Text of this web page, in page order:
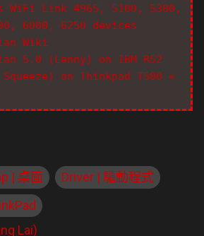
Link 4965, 5100, 5300,
6000, 6250 devices
Wiki
5.0 (Lenny) on IBM R52
on Thinkpad T500 «
| 桌面
Driver | 驅動程式
Lai)